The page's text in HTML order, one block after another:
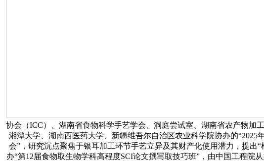
协会（ICC）、湖南省食物科学手艺学会、洞庭尝试室、湖南省农产物加
湘潭大学、湖南西医药大学、新疆维吾尔自治区农业科学院协办的
会”，研究沉点聚焦于银耳加工环节手艺立异及其财产化使用潜力，提出
办“第12届食物取生物学科高程度SCI论文撰写取技巧班”，由中国工程